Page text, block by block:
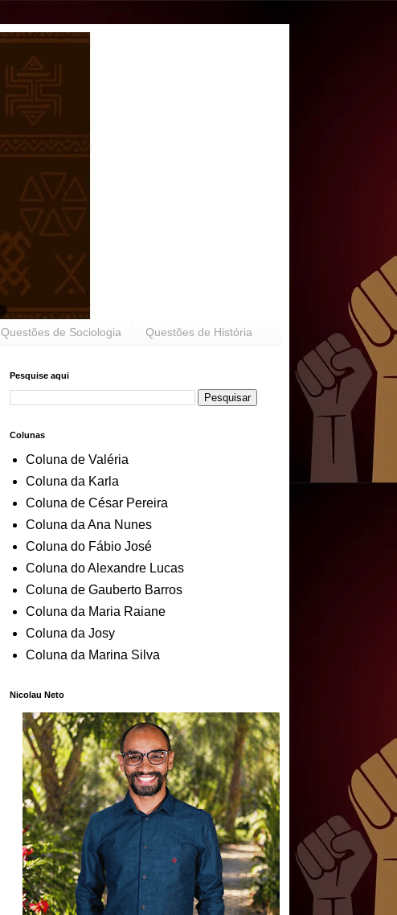
Questões de Sociologia Questões de História
Pesquise aqui
Colunas
Coluna de Valéria
Coluna da Karla
Coluna de César Pereira
Coluna da Ana Nunes
Coluna do Fábio José
Coluna do Alexandre Lucas
Coluna de Gauberto Barros
Coluna da Maria Raiane
Coluna da Josy
Coluna da Marina Silva
Nicolau Neto